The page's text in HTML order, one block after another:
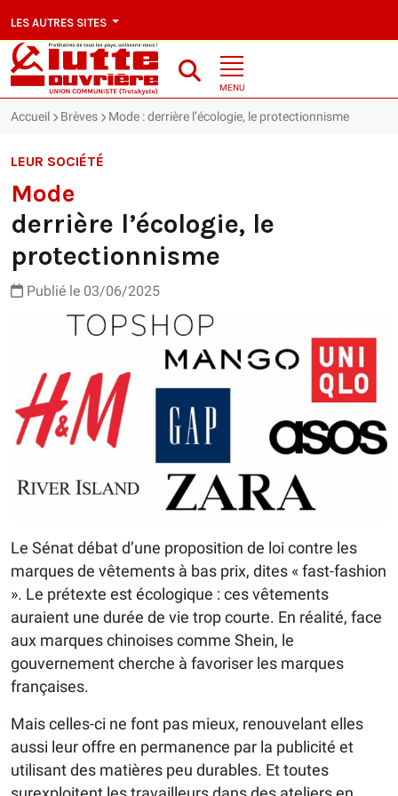
LES AUTRES SITES
MENU
Accueil Brèves Mode : derrière l’écologie, le protectionnisme
LEUR SOCIÉTÉ
Mode
derrière l’écologie, le
protectionnisme
Publié le 03/06/2025
Le Sénat débat d’une proposition de loi contre les
marques de vêtements à bas prix, dites « fast-fashion
». Le prétexte est écologique : ces vêtements
auraient une durée de vie trop courte. En réalité, face
aux marques chinoises comme Shein, le
gouvernement cherche à favoriser les marques
françaises.
Mais celles-ci ne font pas mieux, renouvelant elles
aussi leur offre en permanence par la publicité et
utilisant des matières peu durables. Et toutes